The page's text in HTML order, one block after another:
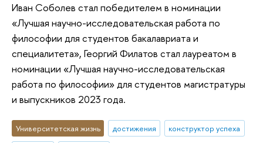
Иван Соболев стал победителем в номинации
«Лучшая научно-исследовательская работа по
философии для студентов бакалавриата и
специалитета», Георгий Филатов стал лауреатом в
номинации «Лучшая научно-исследовательская
работа по философии» для студентов магистратуры
и выпускников 2023 года.
Университетская жизнь достижения
конструктор успеха